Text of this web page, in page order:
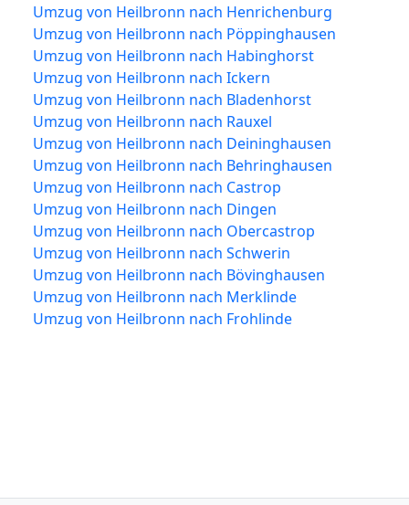
Umzug von Heilbronn nach Henrichenburg
Umzug von Heilbronn nach Pöppinghausen
Umzug von Heilbronn nach Habinghorst
Umzug von Heilbronn nach Ickern
Umzug von Heilbronn nach Bladenhorst
Umzug von Heilbronn nach Rauxel
Umzug von Heilbronn nach Deininghausen
Umzug von Heilbronn nach Behringhausen
Umzug von Heilbronn nach Castrop
Umzug von Heilbronn nach Dingen
Umzug von Heilbronn nach Obercastrop
Umzug von Heilbronn nach Schwerin
Umzug von Heilbronn nach Bövinghausen
Umzug von Heilbronn nach Merklinde
Umzug von Heilbronn nach Frohlinde